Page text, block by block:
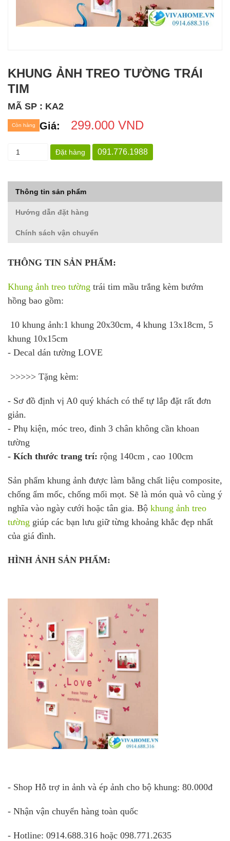
KHUNG ẢNH TREO TƯỜNG TRÁI
TIM
MÃ SP : KA2
Giá: 299.000 VND
Còn hàng
Đặt hàng 091.776.1988
Thông tin sản phẩm
Hướng dẫn đặt hàng
Chính sách vận chuyển
THÔNG TIN SẢN PHẨM:
Khung ảnh treo tường trái tim mầu trắng kèm bướm
hồng bao gồm:
10 khung ảnh:1 khung 20x30cm, 4 khung 13x18cm, 5
khung 10x15cm
- Decal dán tường LOVE
>>>>> Tặng kèm:
- Sơ đồ định vị A0 quý khách có thể tự lắp đặt rất đơn
giản.
- Phụ kiện, móc treo, đinh 3 chân không cần khoan
tường
- Kích thước trang trí: rộng 140cm , cao 100cm
Sản phẩm khung ảnh được làm bằng chất liệu composite,
chống ẩm mốc, chống mối mọt. Sẽ là món quà vô cùng ý
nghĩa vào ngày cưới hoặc tân gia. Bộ khung ảnh treo
tường giúp các bạn lưu giữ từng khoảng khắc đẹp nhất
của giá đình.
HÌNH ẢNH SẢN PHẨM:
- Shop Hỗ trợ in ảnh và ép ảnh cho bộ khung: 80.000đ
- Nhận vận chuyển hàng toàn quốc
- Hotline: 0914.688.316 hoặc 098.771.2635